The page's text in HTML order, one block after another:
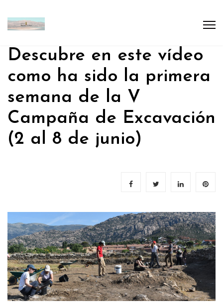
Descubre en este vídeo
como ha sido la primera
semana de la V
Campaña de Excavación
(2 al 8 de junio)